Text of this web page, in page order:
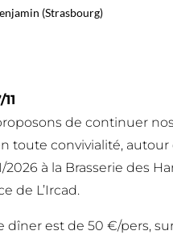
(Strasbourg)
de continuer nos
toute convivialité, autour
2026 à la Brasserie des
de L’Ircad.
dîner est de 50 €/pers,